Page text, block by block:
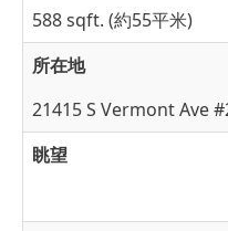
588 sqft. (約55平米)
所在地
21415 S Vermont Ave
眺望